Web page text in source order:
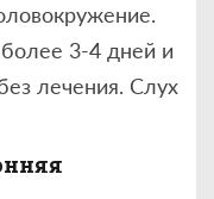
3-4 дней и
лечения. Слух